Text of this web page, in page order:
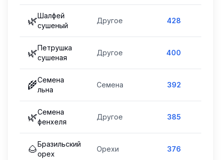
🌿Шалфей
сушеный
Другое 428
🌿Петрушка
сушеная
Другое 400
🌾Семена
льна
Семена 392
🌿Семена
фенхеля
Другое 385
🌰Бразильский
орех
Орехи 376